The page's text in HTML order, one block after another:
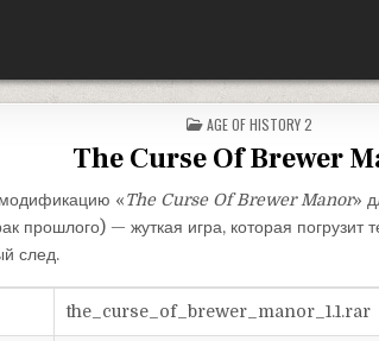
ОПУБЛИКОВАНО В
AGE OF HISTORY 2
The Curse Of Brewer
модификацию «The Curse Of Brewer Manor»
прошлого) — жуткая игра, которая погрузит
след.
the_curse_of_brewer_manor_1.1.rar